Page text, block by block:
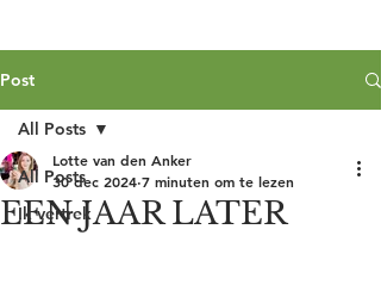
Post
All Posts
Ik vertrek
All Posts
EEN JAAR LATER
Lotte van den Anker
30 dec 2024 7 minuten om te lezen